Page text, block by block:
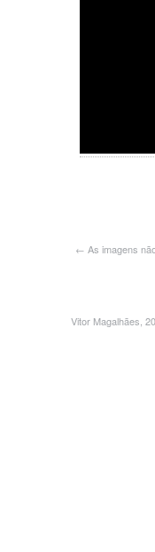
← As imagens
Vitor Magalhães,